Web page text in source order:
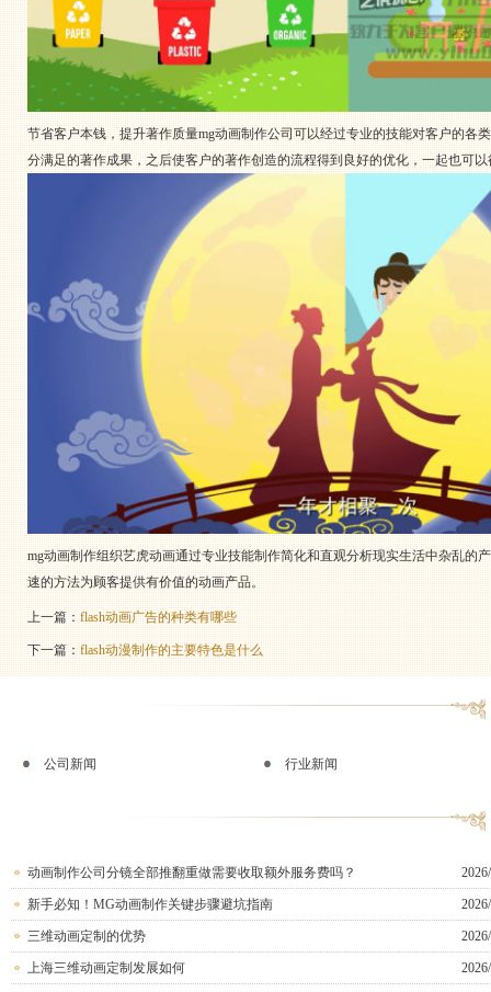
节省客户本钱，提升著作质量mg动画制作公司可以经过专业的技能对客户的
分满足的著作成果，之后使客户的著作创造的流程得到良好的优化，一起也可
mg动画制作组织艺虎动画通过专业技能制作简化和直观分析现实生活中杂乱
速的方法为顾客提供有价值的动画产品。
上一篇：flash动画广告的种类有哪些
下一篇：flash动漫制作的主要特色是什么
公司新闻 行业新闻
动画制作公司分镜全部推翻重做需要收取额外服务费吗？
新手必知！MG动画制作关键步骤避坑指南
三维动画定制的优势
上海三维动画定制发展如何